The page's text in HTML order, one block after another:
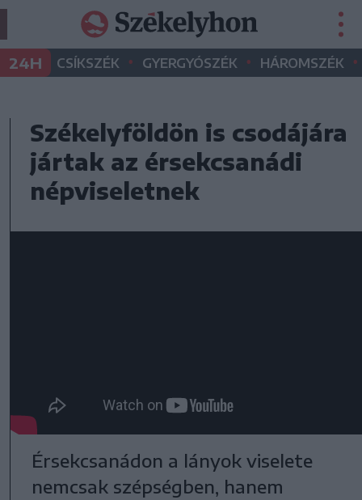
24H CSÍKSZÉK • GYERGYÓSZÉK • HÁROMSZÉK •
Székelyföldön is csodájára
jártak az érsekcsanádi
népviseletnek
Érsekcsanádon a lányok viselete
nemcsak szépségben, hanem